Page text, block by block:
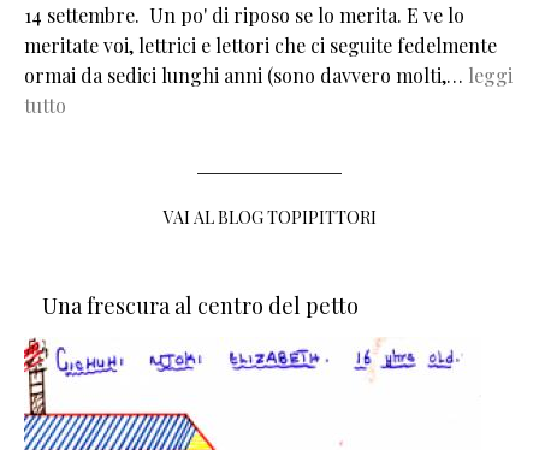
14 settembre. Un po' di riposo se lo merita. E ve lo
meritate voi, lettrici e lettori che ci seguite fedelmente
ormai da sedici lunghi anni (sono davvero molti,… leggi
tutto
VAI AL BLOG TOPIPITTORI
Una frescura al centro del petto